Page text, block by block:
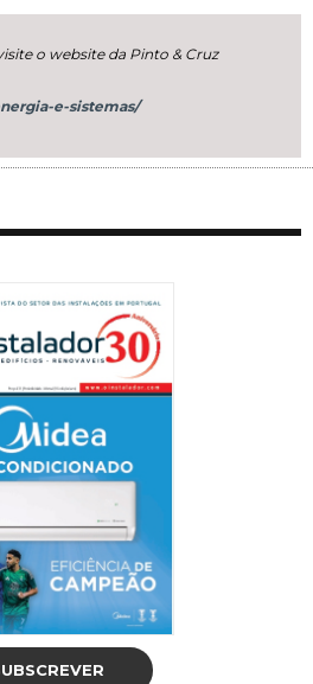
o website da Pinto & Cruz
e-sistemas/